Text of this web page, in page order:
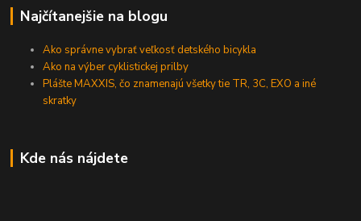
Najčítanejšie na blogu
Ako správne vybrať veľkosť detského bicykla
Ako na výber cyklistickej prilby
Plášte MAXXIS, čo znamenajú všetky tie TR, 3C, EXO a iné
skratky
Kde nás nájdete